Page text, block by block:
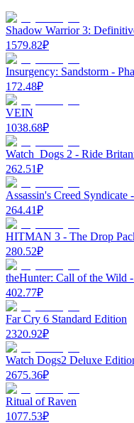
Shadow Warrior 3:
1579.82₽
Insurgency: Sandstorm -
172.48₽
VEIN
1038.68₽
Watch_Dogs 2 - Ride
262.51₽
Assassin's Creed Syndicate
264.41₽
HITMAN 3 - The Drop
280.52₽
theHunter: Call of the Wild
402.77₽
Far Cry 6 Standard Edition
2320.92₽
Watch Dogs2 Deluxe
2675.36₽
Ritual of Raven
1077.53₽